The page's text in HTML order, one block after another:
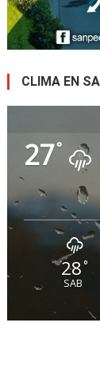
CLIMA EN
27°
28°
SAB